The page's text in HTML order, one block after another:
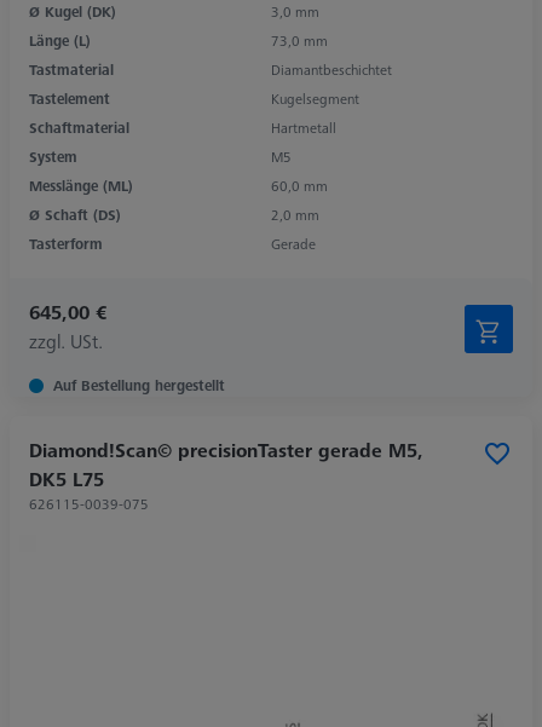
Ø Kugel (DK)
3,0 mm
Länge (L)
73,0 mm
Tastmaterial
Diamantbeschichtet
Tastelement
Kugelsegment
Schaftmaterial
Hartmetall
System
M5
Messlänge (ML)
60,0 mm
Ø Schaft (DS)
2,0 mm
Tasterform
Gerade
645,00 €
zzgl. USt.
Auf Bestellung hergestellt
Diamond!Scan© precisionTaster gerade M5,
DK5 L75
626115-0039-075